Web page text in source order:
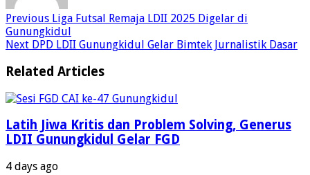
Previous Liga Futsal Remaja LDII 2025 Digelar di
Gunungkidul
Next DPD LDII Gunungkidul Gelar Bimtek Jurnalistik Dasar
Related Articles
Latih Jiwa Kritis dan Problem Solving, Generus
LDII Gunungkidul Gelar FGD
4 days ago